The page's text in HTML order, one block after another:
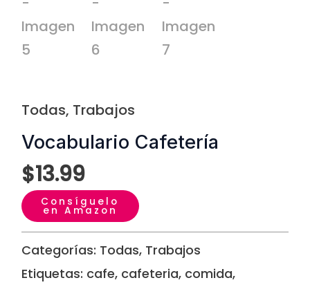
Todas, Trabajos
Vocabulario Cafetería
$13.99
Consíguelo
en Amazon
Categorías: Todas, Trabajos
Etiquetas: cafe, cafeteria, comida,